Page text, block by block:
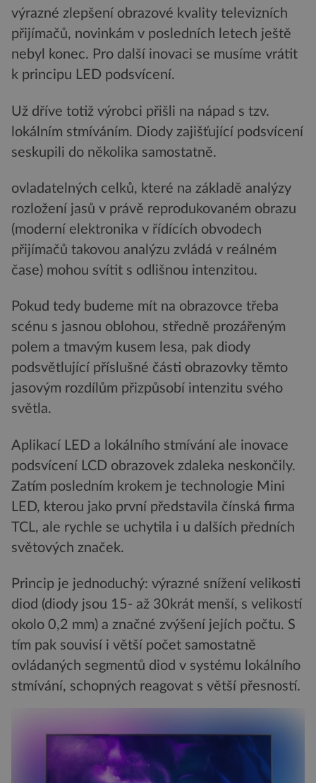
výrazné zlepšení obrazové kvality televizních
přijímačů, novinkám v posledních letech ještě
nebyl konec. Pro další inovaci se musíme vrátit
k principu LED podsvícení.
Už dříve totiž výrobci přišli na nápad s tzv.
lokálním stmíváním. Diody zajišťující podsvícení
seskupili do několika samostatně.
ovladatelných celků, které na základě analýzy
rozložení jasů v právě reprodukovaném obrazu
(moderní elektronika v řídících obvodech
přijímačů takovou analýzu zvládá v reálném
čase) mohou svítit s odlišnou intenzitou.
Pokud tedy budeme mít na obrazovce třeba
scénu s jasnou oblohou, středně prozářeným
polem a tmavým kusem lesa, pak diody
podsvětlující příslušné části obrazovky těmto
jasovým rozdílům přizpůsobí intenzitu svého
světla.
Aplikací LED a lokálního stmívání ale inovace
podsvícení LCD obrazovek zdaleka neskončily.
Zatím posledním krokem je technologie Mini
LED, kterou jako první představila čínská firma
TCL, ale rychle se uchytila i u dalších předních
světových značek.
Princip je jednoduchý: výrazné snížení velikosti
diod (diody jsou 15- až 30krát menší, s velikostí
okolo 0,2 mm) a značné zvýšení jejích počtu. S
tím pak souvisí i větší počet samostatně
ovládaných segmentů diod v systému lokálního
stmívání, schopných reagovat s větší přesností.